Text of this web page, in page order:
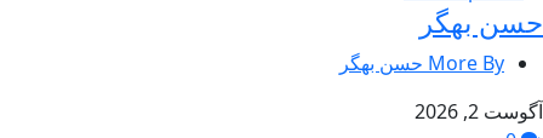
حسن بهگر
More By حسن بهگر
آگوست 2, 2026